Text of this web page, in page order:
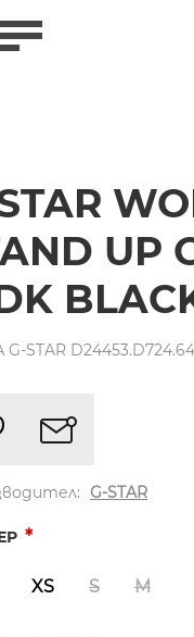
UP
STAR
G-STAR
*
XS S M